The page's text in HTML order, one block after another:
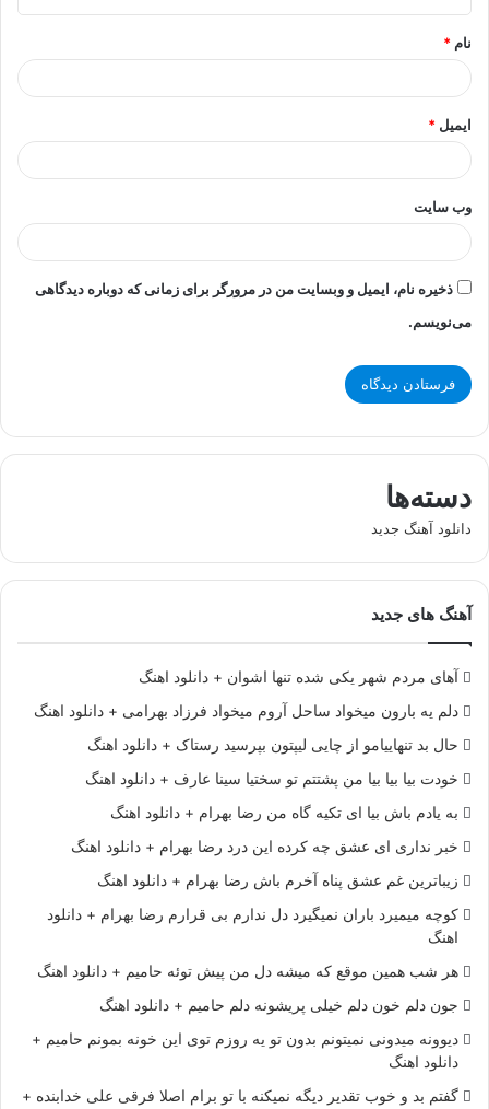
*
نام *
ایمیل *
وب‌ سایت
ذخیره نام، ایمیل و وبسایت من در مرورگر برای زمانی که دوباره دیدگاهی
می‌نویسم.
دسته‌ها
دانلود آهنگ جدید
آهنگ های جدید
آهای مردم شهر یکی شده تنها اشوان + دانلود اهنگ
دلم یه بارون میخواد ساحل آروم میخواد فرزاد بهرامی + دانلود اهنگ
حال بد تنهاییامو از چایی لیپتون بپرسید رستاک + دانلود اهنگ
خودت بیا بیا بیا من پشتتم تو سختیا سینا عارف + دانلود اهنگ
به یادم باش بیا ای تکیه گاه من رضا بهرام + دانلود اهنگ
خبر نداری ای عشق چه کرده این درد رضا بهرام + دانلود اهنگ
زیباترین غم عشق پناه آخرم باش رضا بهرام + دانلود اهنگ
کوچه میمیرد باران نمیگیرد دل ندارم بی قرارم رضا بهرام + دانلود
اهنگ
هر شب همین موقع که میشه دل من پیش توئه حامیم + دانلود اهنگ
جون دلم خون دلم خیلی پریشونه دلم حامیم + دانلود اهنگ
دیوونه میدونی نمیتونم بدون تو یه روزم توی این خونه بمونم حامیم +
دانلود اهنگ
گفتم بد و خوب تقدیر دیگه نمیکنه با تو برام اصلا فرقی علی خدابنده +